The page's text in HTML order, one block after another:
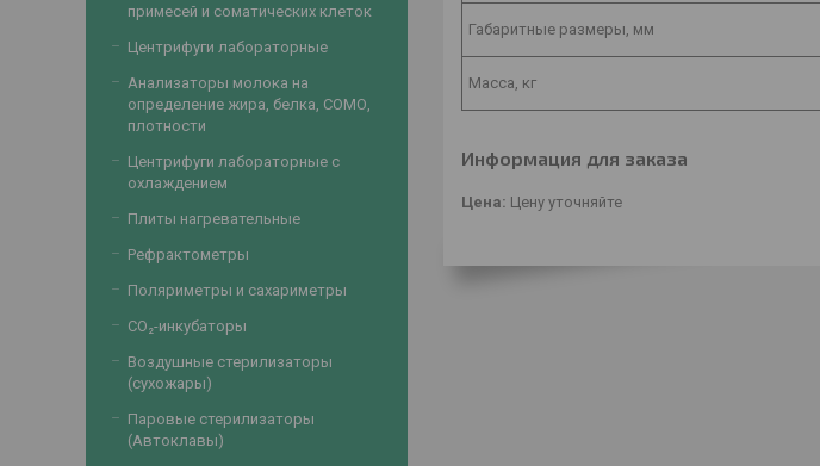
Габаритные размеры, мм
Масса, кг
Информация для заказа
Цена: Цену уточняйте
примесей и соматических клеток
Центрифуги лабораторные
Анализаторы молока на
определение жира, белка, СОМО,
плотности
Центрифуги лабораторные с
охлаждением
Плиты нагревательные
Рефрактометры
Поляриметры и сахариметры
CO₂-инкубаторы
Воздушные стерилизаторы
(сухожары)
Паровые стерилизаторы
(Автоклавы)